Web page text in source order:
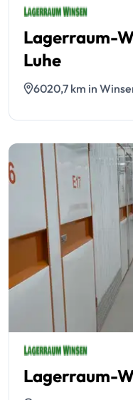
Lagerraum-
Luhe
6020,7 km in
Lagerraum-